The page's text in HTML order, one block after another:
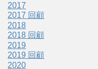
2017
2017 回顧
2018
2018 回顧
2019
2019 回顧
2020